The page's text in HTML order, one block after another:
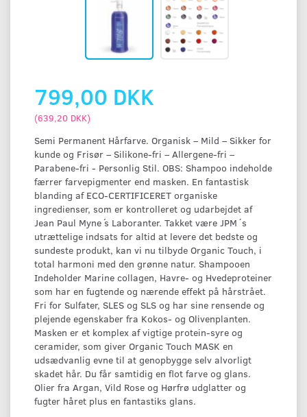
799,00 DKK
(639,20 DKK)
Semi Permanent Hårfarve. Organisk – Mild – Sikker for
kunde og Frisør – Silikone-fri – Allergene-fri –
Parabene-fri - Personlig Stil. OBS: Shampoo indeholde
færrer farvepigmenter end masken. En fantastisk
blanding af ECO-CERTIFICERET organiske
ingredienser, som er kontrolleret og udarbejdet af
Jean Paul Myne ́s Laboranter. Takket være JPM´s
utrættelige indsats for altid at levere det bedste og
sundeste produkt, kan vi nu tilbyde Organic Touch, i
total harmoni med den grønne natur. Shampooen
Indeholder Marine collagen, Havre- og Hvedeproteiner
som har en fugtende og nærende effekt på hårstrået.
Fri for Sulfater, SLES og SLS og har sine rensende og
plejende egenskaber fra Kokos- og Olivenplanten.
Masken er et komplex af vigtige protein-syre og
ceramider, som giver Organic Touch MASK en
udsædvanlig evne til at genopbygge selv alvorligt
skadet hår. Du får samtidig en flot farve og glans.
Olier fra Argan, Vild Rose og Hørfrø udglatter og
fugter håret plus en fantastiks glans.